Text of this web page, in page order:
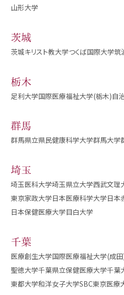
山形大学
茨城
茨城キリスト教大学つくば国際大学筑
栃木
足利大学国際医療福祉大学(栃木)自
群馬
群馬県立県民健康科学大学群馬大学
埼玉
埼玉医科大学埼玉県立大学西武文理
東京家政大学日本医療科学大学日本
日本保健医療大学目白大学
千葉
医療創生大学国際医療福祉大学(成
聖徳大学千葉県立保健医療大学千葉
東都大学和洋女子大学SBC東京医療